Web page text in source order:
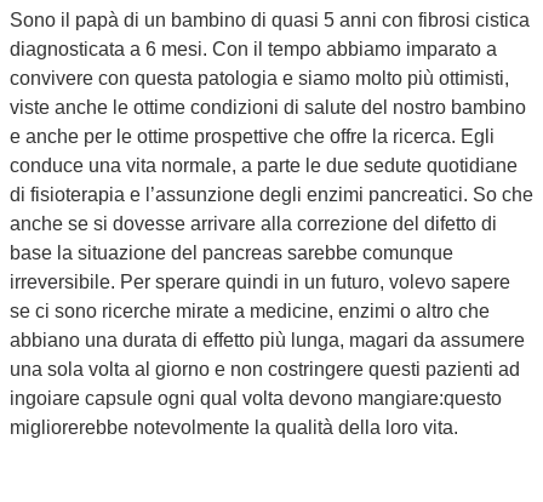
Sono il papà di un bambino di quasi 5 anni con fibrosi cistica
diagnosticata a 6 mesi. Con il tempo abbiamo imparato a
convivere con questa patologia e siamo molto più ottimisti,
viste anche le ottime condizioni di salute del nostro bambino
e anche per le ottime prospettive che offre la ricerca. Egli
conduce una vita normale, a parte le due sedute quotidiane
di fisioterapia e l’assunzione degli enzimi pancreatici. So che
anche se si dovesse arrivare alla correzione del difetto di
base la situazione del pancreas sarebbe comunque
irreversibile. Per sperare quindi in un futuro, volevo sapere
se ci sono ricerche mirate a medicine, enzimi o altro che
abbiano una durata di effetto più lunga, magari da assumere
una sola volta al giorno e non costringere questi pazienti ad
ingoiare capsule ogni qual volta devono mangiare:questo
migliorerebbe notevolmente la qualità della loro vita.